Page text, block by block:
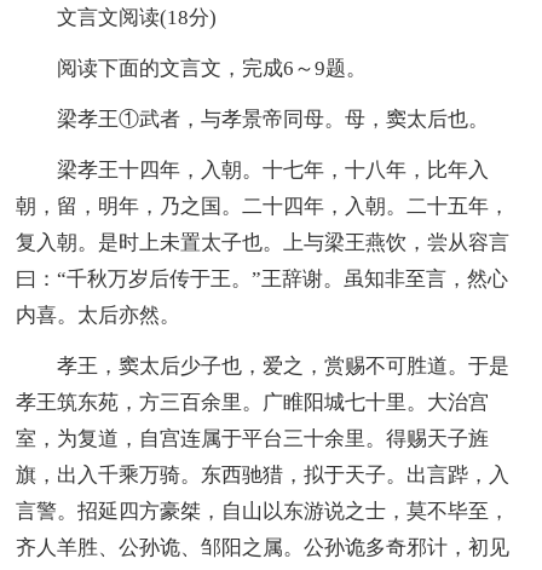
文言文阅读(18分)
阅读下面的文言文，完成6～9题。
梁孝王①武者，与孝景帝同母。母，窦太后也。
梁孝王十四年，入朝。十七年，十八年，比年入
朝，留，明年，乃之国。二十四年，入朝。二十五年，
复入朝。是时上未置太子也。上与梁王燕饮，尝从容言
曰：“千秋万岁后传于王。”王辞谢。虽知非至言，然心
内喜。太后亦然。
孝王，窦太后少子也，爱之，赏赐不可胜道。于是
孝王筑东苑，方三百余里。广睢阳城七十里。大治宫
室，为复道，自宫连属于平台三十余里。得赐天子旌
旗，出入千乘万骑。东西驰猎，拟于天子。出言跸，入
言警。招延四方豪桀，自山以东游说之士，莫不毕至，
齐人羊胜、公孙诡、邹阳之属。公孙诡多奇邪计，初见